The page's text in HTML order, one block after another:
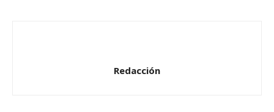
Redacción